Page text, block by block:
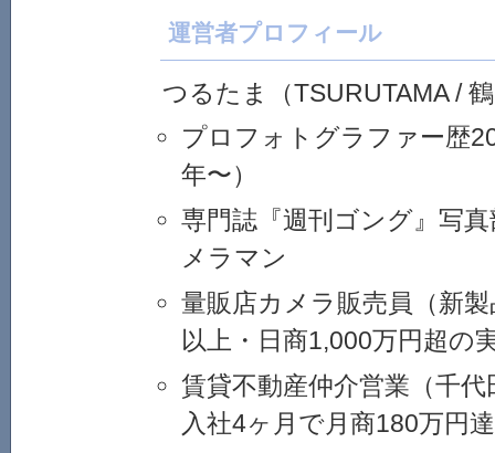
運営者プロフィール
つるたま（TSURUTAMA /
プロフォトグラファー歴
年〜）
専門誌『週刊ゴング』写
メラマン
量販店カメラ販売員（新
以上・日商1,000万円超の
賃貸不動産仲介営業（千
入社4ヶ月で月商180万円